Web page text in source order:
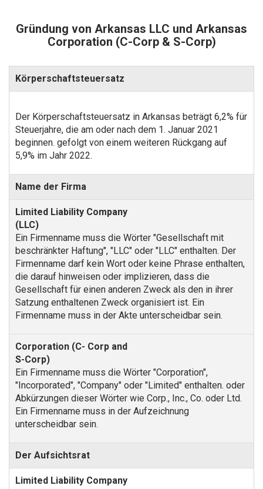
Gründung von Arkansas LLC und Arkansas
Corporation (C-Corp & S-Corp)
Körperschaftsteuersatz
Der Körperschaftsteuersatz in Arkansas beträgt 6,2% für
Steuerjahre, die am oder nach dem 1. Januar 2021
beginnen. gefolgt von einem weiteren Rückgang auf
5,9% im Jahr 2022.
Name der Firma
Ein Firmenname muss die Wörter "Gesellschaft mit
beschränkter Haftung", "LLC" oder "LLC" enthalten. Der
Firmenname darf kein Wort oder keine Phrase enthalten,
die darauf hinweisen oder implizieren, dass die
Gesellschaft für einen anderen Zweck als den in ihrer
Satzung enthaltenen Zweck organisiert ist. Ein
Firmenname muss in der Akte unterscheidbar sein.
Ein Firmenname muss die Wörter "Corporation",
"Incorporated", "Company" oder "Limited" enthalten. oder
Abkürzungen dieser Wörter wie Corp., Inc., Co. oder Ltd.
Ein Firmenname muss in der Aufzeichnung
unterscheidbar sein.
Der Aufsichtsrat